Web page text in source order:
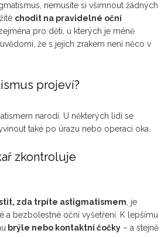
nemusíte si všimnout žádných
chodit na pravidelné oční
pro děti, u kterých je méně
že s jejich zrakem není něco v
projeví?
narodí. U některých lidí se
také po úrazu nebo operaci oka.
zkontroluje
zda trpíte astigmatismem , je
a bezbolestné oční vyšetření. K lepšímu
brýle nebo kontaktní čočky – a stejně